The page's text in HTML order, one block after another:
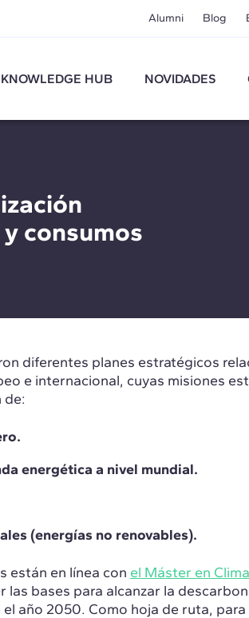
Alumni Blog
KNOWLEDGE HUB NOVIDADES
consumos
diferentes planes estratégicos
e internacional, cuyas misiones
de:
energética a nivel mundial.
(energías no renovables).
están en línea con el Máster en
las bases para alcanzar la
el año 2050. Como hoja de ruta,